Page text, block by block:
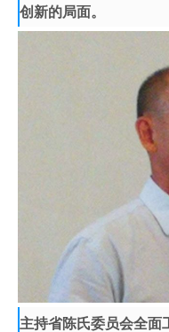
创新的局面。
主持省陈氏委员会全面